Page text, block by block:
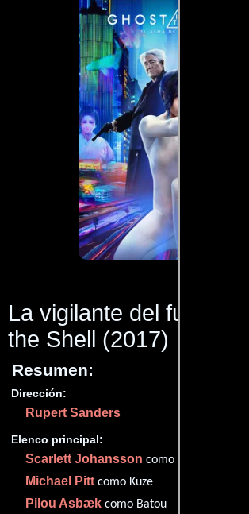
La vigilante del futuro:
the Shell (2017)
Resumen:
Dirección:
Rupert Sanders
Elenco principal:
Scarlett Johansson como Kusanagi
Michael Pittcomo Kuze
Pilou Asbæk como Batou